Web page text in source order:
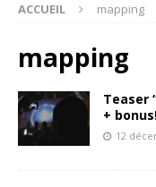
ACCUEIL mapping
mapping
Teaser
+
12